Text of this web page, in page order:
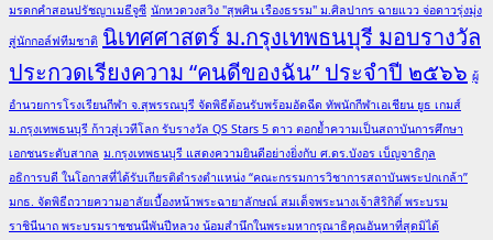
มรดกคำสอนปรัชญาเมธีจูซี นักหวดวงสวิง "สุพศิน เรืองธรรม" ม.ศิลปากร ฉายแวว จ่อดาวรุ่งมุ่ง
สู่นักกอล์ฟทีมชาติ นิเทศศาสตร์ ม.กรุงเทพธนบุรี มอบรางวัล
ประกวดเรียงความ “คนดีของฉัน” ประจำปี ๒๕๖๖ ผู้
อำนวยการโรงเรียนกีฬา จ.สุพรรณบุรี จัดพิธีต้อนรับพร้อมอัดฉีด ทัพนักกีฬาเอเชียน ยูธ เกมส์
ม.กรุงเทพธนบุรี ก้าวสู่เวทีโลก รับรางวัล QS Stars 5 ดาว ตอกย้ำความเป็นสถาบันการศึกษา
เอกชนระดับสากล ม.กรุงเทพธนบุรี แสดงความยินดีอย่างยิ่งกับ ศ.ดร.บังอร เบ็ญจาธิกุล
อธิการบดี ในโอกาสที่ได้รับเกียรติดำรงตำแหน่ง “คณะกรรมการวิชาการสถาบันพระปกเกล้า”
มกธ. จัดพิธีถวายความอาลัยเบื้องหน้าพระฉายาลักษณ์ สมเด็จพระนางเจ้าสิริกิติ์ พระบรม
ราชินีนาถ พระบรมราชชนนีพันปีหลวง น้อมสำนึกในพระมหากรุณาธิคุณอันหาที่สุดมิได้